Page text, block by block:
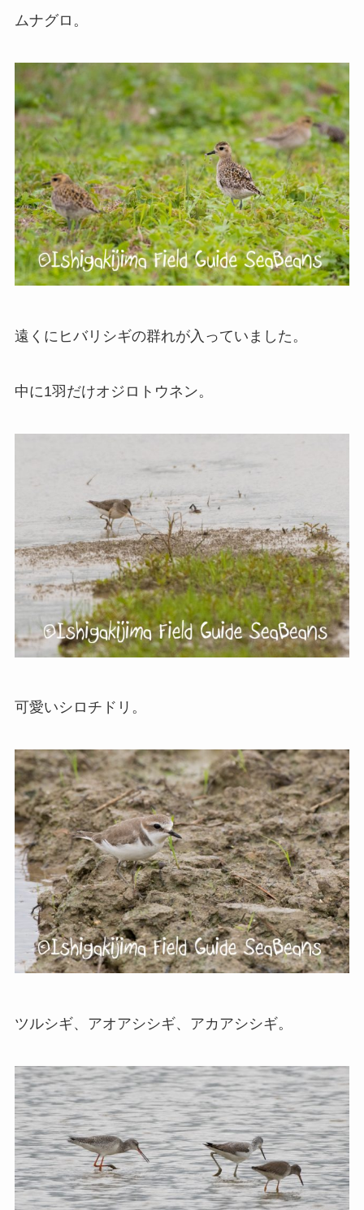
ムナグロ。
遠くにヒバリシギの群れが入っていました。
中に1羽だけオジロトウネン。
可愛いシロチドリ。
ツルシギ、アオアシシギ、アカアシシギ。